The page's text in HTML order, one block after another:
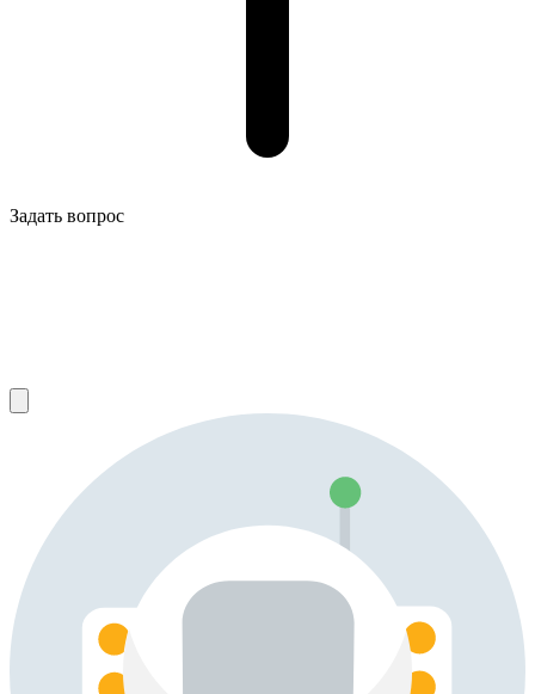
Задать вопрос